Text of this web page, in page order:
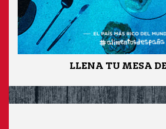
LLENA TU MESA